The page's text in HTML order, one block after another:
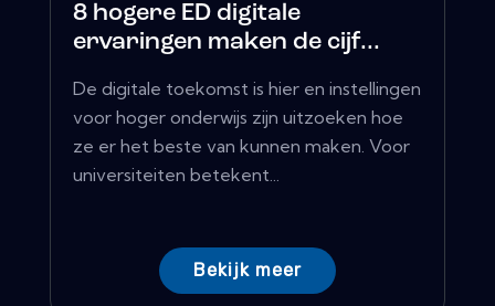
8 hogere ED digitale
ervaringen maken de cijf...
De digitale toekomst is hier en instellingen
voor hoger onderwijs zijn uitzoeken hoe
ze er het beste van kunnen maken. Voor
universiteiten betekent...
Bekijk meer